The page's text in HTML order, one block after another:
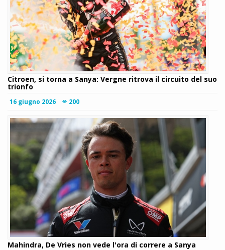
Citroen, si torna a Sanya: Vergne ritrova il circuito del suo
trionfo
16 giugno 2026 200
Mahindra, De Vries non vede l'ora di correre a Sanya